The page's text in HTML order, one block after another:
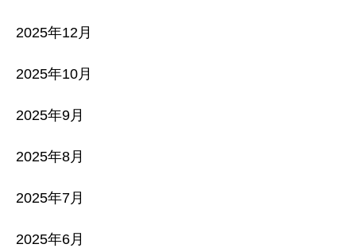
2025年12月
2025年10月
2025年9月
2025年8月
2025年7月
2025年6月